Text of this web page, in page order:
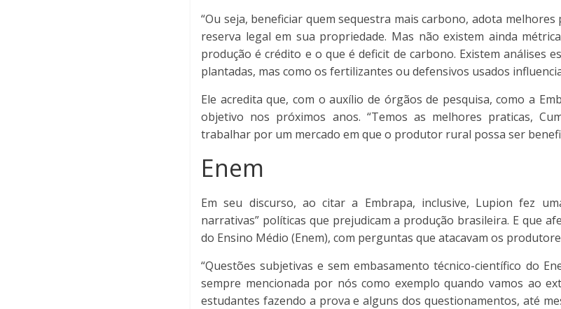
“Ou seja, beneficiar quem sequestra mais carbono, adota
reserva legal em sua propriedade. Mas não existem ainda
produção é crédito e o que é deficit de carbono. Existem análises
plantadas, mas como os fertilizantes ou defensivos usados
Ele acredita que, com o auxílio de órgãos de pesquisa, como a
objetivo nos próximos anos. “Temos as melhores praticas,
trabalhar por um mercado em que o produtor rural possa ser
Enem
Em seu discurso, ao citar a Embrapa, inclusive, Lupion fez
narrativas” políticas que prejudicam a produção brasileira. E que
do Ensino Médio (Enem), com perguntas que atacavam os
“Questões subjetivas e sem embasamento técnico-científico do
sempre mencionada por nós como exemplo quando vamos ao
estudantes fazendo a prova e alguns dos questionamentos, até